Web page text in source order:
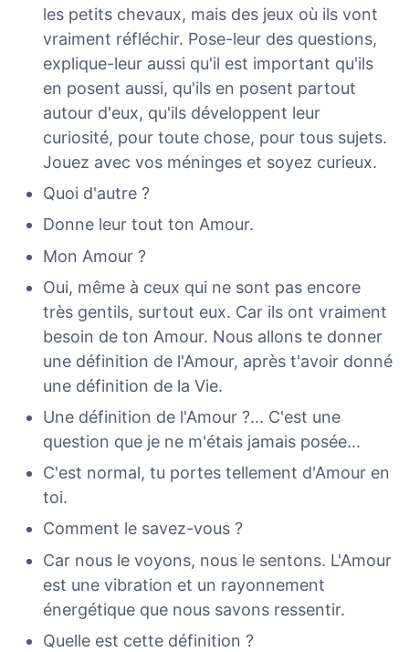
les petits chevaux, mais des jeux où ils vont
vraiment réfléchir. Pose-leur des questions,
explique-leur aussi qu'il est important qu'ils
en posent aussi, qu'ils en posent partout
autour d'eux, qu'ils développent leur
curiosité, pour toute chose, pour tous sujets.
Jouez avec vos méninges et soyez curieux.
Quoi d'autre ?
Donne leur tout ton Amour.
Mon Amour ?
Oui, même à ceux qui ne sont pas encore
très gentils, surtout eux. Car ils ont vraiment
besoin de ton Amour. Nous allons te donner
une définition de l'Amour, après t'avoir donné
une définition de la Vie.
Une définition de l'Amour ?... C'est une
question que je ne m'étais jamais posée...
C'est normal, tu portes tellement d'Amour en
toi.
Comment le savez-vous ?
Car nous le voyons, nous le sentons. L'Amour
est une vibration et un rayonnement
énergétique que nous savons ressentir.
Quelle est cette définition ?